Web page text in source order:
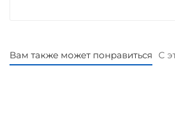
Вам также может понравиться С